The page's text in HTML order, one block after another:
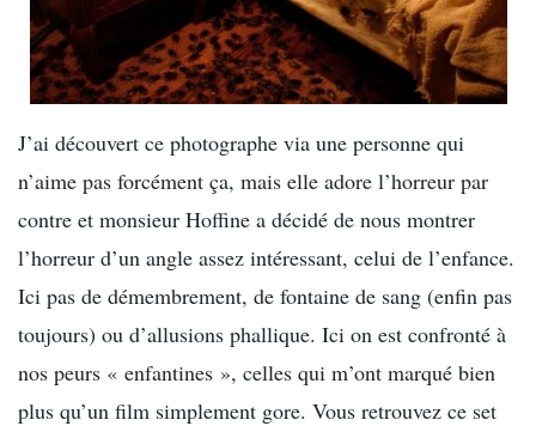
J’ai découvert ce photographe via une personne qui
n’aime pas forcément ça, mais elle adore l’horreur par
contre et monsieur Hoffine a décidé de nous montrer
l’horreur d’un angle assez intéressant, celui de l’enfance.
Ici pas de démembrement, de fontaine de sang (enfin pas
toujours) ou d’allusions phallique. Ici on est confronté à
nos peurs « enfantines », celles qui m’ont marqué bien
plus qu’un film simplement gore. Vous retrouvez ce set